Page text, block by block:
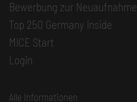
Bewerbung zur Neuaufnahme
Top 250 Germany Inside
MICE Start
Login
Alle Informationen